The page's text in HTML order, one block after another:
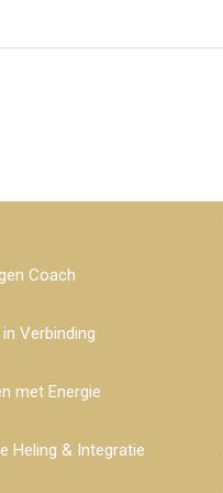
Coach
Verbinding
met Energie
Heling & Integratie